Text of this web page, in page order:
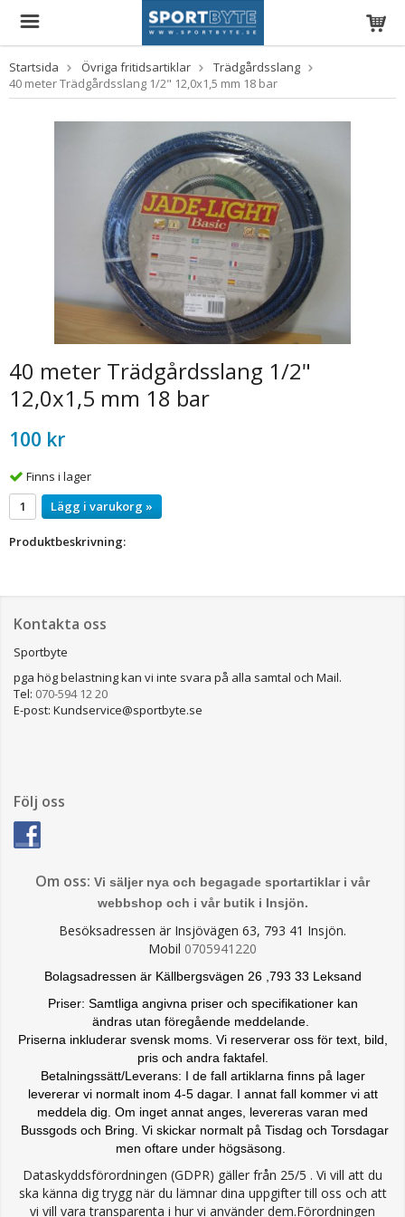
Startsida Övriga fritidsartiklar
Trädgårdsslang
40 meter Trädgårdsslang 1/2" 12,0x1,5 mm 18 bar
40 meter Trädgårdsslang 1/2"
12,0x1,5 mm 18 bar
100 kr
Finns i lager
Lägg i varukorg »
Produktbeskrivning:
Kontakta oss
Sportbyte
pga hög belastning kan vi inte svara på alla samtal och Mail.
Tel: 070-594 12 20
E-post: Kundservice@sportbyte.se
Följ oss
Om oss: Vi säljer nya och begagade sportartiklar i vår
webbshop och i vår butik i Insjön.
Besöksadressen är Insjövägen 63, 793 41 Insjön.
Mobil 0705941220
Bolagsadressen är Källbergsvägen 26 ,793 33 Leksand
Priser: Samtliga angivna priser och specifikationer kan
ändras utan föregående meddelande.
Priserna inkluderar svensk moms. Vi reserverar oss för text, bild,
pris och andra faktafel.
Betalningssätt/Leverans: I de fall artiklarna finns på lager
levererar vi normalt inom 4-5 dagar. I annat fall kommer vi att
meddela dig. Om inget annat anges, levereras varan med
Bussgods och Bring. Vi skickar normalt på Tisdag och Torsdagar
men oftare under högsäsong.
Dataskyddsförordningen (GDPR) gäller från 25/5 . Vi vill att du
ska känna dig trygg när du lämnar dina uppgifter till oss och att
vi vill vara transparenta i hur vi använder dem.Förordningen